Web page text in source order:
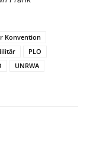
Konvention
PLO
UNRWA